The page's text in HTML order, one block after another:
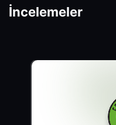
İncelemeler